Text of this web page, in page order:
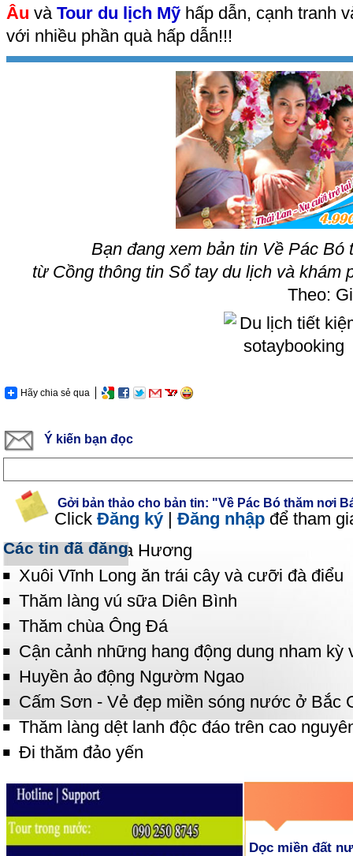
Âu và Tour du lịch Mỹ hấp dẫn, cạnh tranh
với nhiều phần quà hấp dẫn!!!
Bạn đang xem bản tin Về Pác
từ Cồng thông tin Sổ tay du lịch và khám
Theo:
Hãy chia sẻ qua
Ý kiến bạn đọc
Gởi bản thảo cho bản tin: "Về Pác Bó thăm nơi
Click Đăng ký | Đăng nhập để tham
Các tin đã đăng
Vãn cảnh chùa Hương
Xuôi Vĩnh Long ăn trái cây và cưỡi đà điểu
Thăm làng vú sữa Diên Bình
Thăm chùa Ông Đá
Cận cảnh những hang động dung nham kỳ
Huyền ảo động Ngườm Ngao
Cấm Sơn - Vẻ đẹp miền sóng nước ở Bắc
Thăm làng dệt lanh độc đáo trên cao
Đi thăm đảo yến
Dọc miền đất